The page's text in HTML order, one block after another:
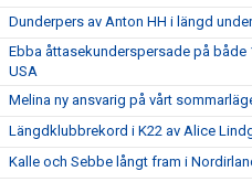
Dunderpers av Anton HH i längd
Ebba åttasekunderspersade på både
USA
Melina ny ansvarig på vårt
Längdklubbrekord i K22 av Alice
Kalle och Sebbe långt fram i